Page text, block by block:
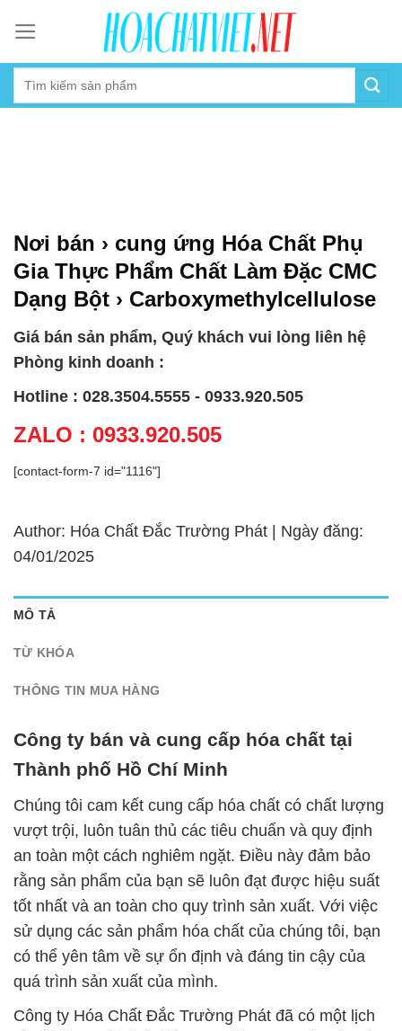
content
Nơi bán › cung ứng Hóa Chất Phụ
Gia Thực Phẩm Chất Làm Đặc CMC
Dạng Bột › Carboxymethylcellulose
Giá bán sản phẩm, Quý khách vui lòng liên hệ
Phòng kinh doanh :
Hotline : 028.3504.5555 - 0933.920.505
ZALO : 0933.920.505
[contact-form-7 id="1116"]
Author: Hóa Chất Đắc Trường Phát | Ngày đăng:
04/01/2025
MÔ TẢ
TỪ KHÓA
THÔNG TIN MUA HÀNG
Công ty bán và cung cấp hóa chất tại
Thành phố Hồ Chí Minh
Chúng tôi cam kết cung cấp hóa chất có chất lượng
vượt trội, luôn tuân thủ các tiêu chuẩn và quy định
an toàn một cách nghiêm ngặt. Điều này đảm bảo
rằng sản phẩm của bạn sẽ luôn đạt được hiệu suất
tốt nhất và an toàn cho quy trình sản xuất. Với việc
sử dụng các sản phẩm hóa chất của chúng tôi, bạn
có thể yên tâm về sự ổn định và đáng tin cậy của
quá trình sản xuất của mình.
Công ty Hóa Chất Đắc Trường Phát đã có một lịch